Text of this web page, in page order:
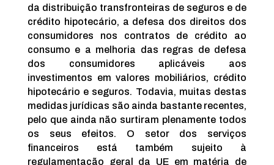
da distribuição transfronteiras de seguros e de
crédito hipotecário, a defesa dos direitos dos
consumidores nos contratos de crédito ao
consumo e a melhoria das regras de defesa
dos consumidores aplicáveis aos
investimentos em valores mobiliários, crédito
hipotecário e seguros. Todavia, muitas destas
medidas jurídicas são ainda bastante recentes,
pelo que ainda não surtiram plenamente todos
os seus efeitos. O setor dos serviços
financeiros está também sujeito à
regulamentação geral da UE em matéria de